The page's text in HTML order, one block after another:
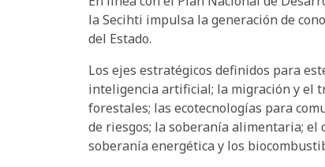
la Secihti impulsa la generación de
del Estado.
Los ejes estratégicos definidos para
inteligencia artificial; la migración y el
forestales; las ecotecnologías para
de riesgos; la soberanía alimentaria; el
soberanía energética y los